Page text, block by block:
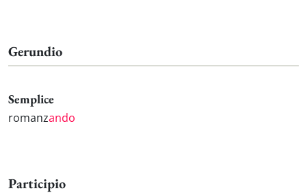
Gerundio
Semplice
romanzando
Participio